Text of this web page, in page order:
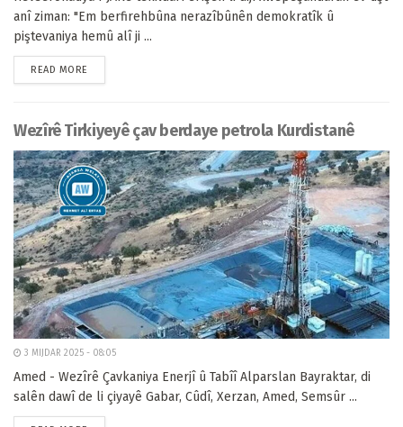
anî ziman: "Em berfirehbûna nerazîbûnên demokratîk û
piştevaniya hemû alî ji ...
READ MORE
Wezîrê Tirkiyeyê çav berdaye petrola Kurdistanê
3 MIJDAR 2025 - 08:05
Amed - Wezîrê Çavkaniya Enerjî û Tabîî Alparslan Bayraktar, di
salên dawî de li çiyayê Gabar, Cûdî, Xerzan, Amed, Semsûr ...